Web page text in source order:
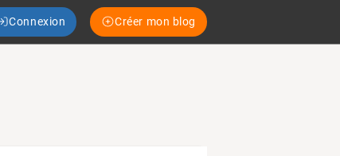
Connexion Créer mon blog